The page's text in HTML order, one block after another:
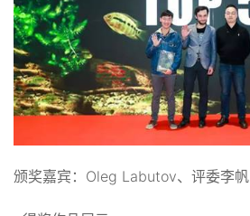
颁奖嘉宾：Oleg Labutov、评委李帆